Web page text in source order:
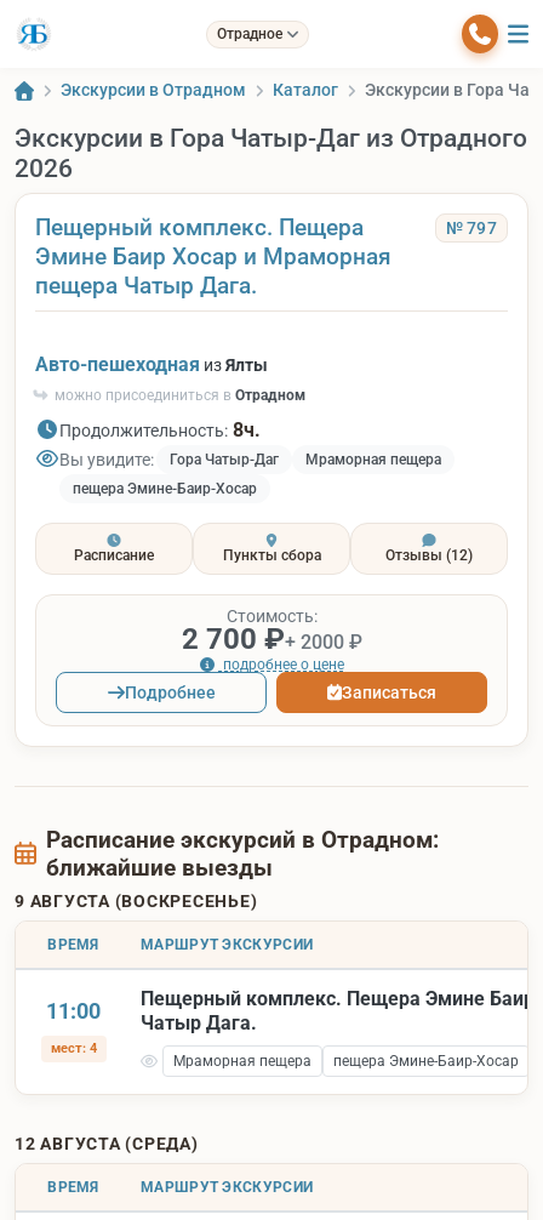
Отрадное
Экскурсии в Отрадном Каталог Экскурсии в Гора
Экскурсии в Гора Чатыр-Даг из Отрадного
2026
Пещерный комплекс. Пещера
Эмине Баир Хосар и Мраморная
пещера Чатыр Дага.
№ 797
Авто-пешеходная изЯлты
можно присоединиться в Отрадном
Продолжительность: 8ч.
Вы увидите: Гора Чатыр-Даг
Мраморная пещера
пещера Эмине-Баир-Хосар
Расписание Пункты сбора Отзывы (12)
Стоимость:
2 700 ₽+ 2000 ₽
подробнее о цене
Подробнее Записаться
Расписание экскурсий в Отрадном:
ближайшие выезды
9 АВГУСТА (ВОСКРЕСЕНЬЕ)
ВРЕМЯ МАРШРУТ ЭКСКУРСИИ
11:00
мест: 4
Пещерный комплекс. Пещера Эмине Баир
Чатыр Дага.
Мраморная пещера пещера Эмине-Баир-Хосар
12 АВГУСТА (СРЕДА)
ВРЕМЯ МАРШРУТ ЭКСКУРСИИ